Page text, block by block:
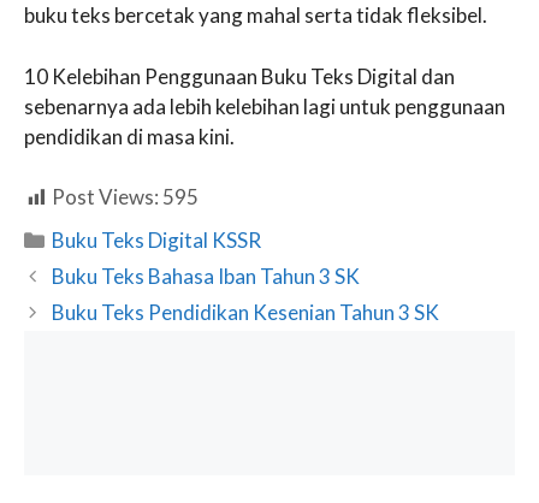
buku teks bercetak yang mahal serta tidak fleksibel.
10 Kelebihan Penggunaan Buku Teks Digital dan
sebenarnya ada lebih kelebihan lagi untuk penggunaan
pendidikan di masa kini.
Post Views: 595
Categories
Buku Teks Digital KSSR
Buku Teks Bahasa Iban Tahun 3 SK
Buku Teks Pendidikan Kesenian Tahun 3 SK